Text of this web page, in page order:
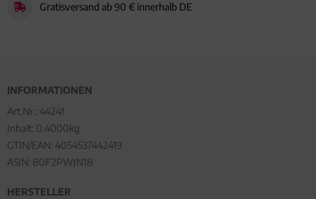
Gratisversand ab 90 € innerhalb DE
INFORMATIONEN
Art.Nr.: 44241
Inhalt: 0.4000kg
GTIN/EAN: 4054537442419
ASIN: B0F2PWJN18
HERSTELLER